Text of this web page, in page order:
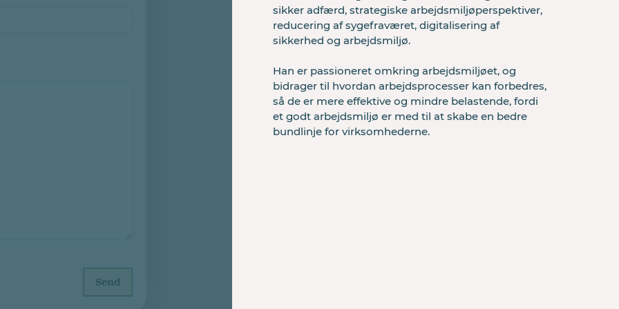
sikker adfærd, strategiske arbejdsmiljøperspektiver,
reducering af sygefraværet, digitalisering af
sikkerhed og arbejdsmiljø.
Han er passioneret omkring arbejdsmiljøet, og
bidrager til hvordan arbejdsprocesser kan forbedres,
så de er mere effektive og mindre belastende, fordi
et godt arbejdsmiljø er med til at skabe en bedre
bundlinje for virksomhederne.
Send